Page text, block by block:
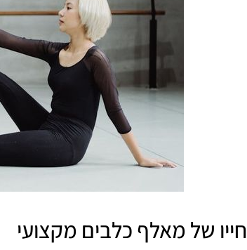
חייו של מאלף כלבים מקצועי